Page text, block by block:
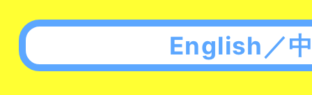
English／